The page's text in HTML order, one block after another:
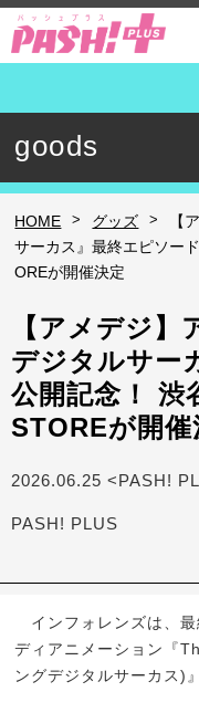
goods
HOME > グッズ >
【
サーカス』最終エピソー
OREが開催決定
【アメデジ
デジタルサー
公開記念！ 渋
STOREが開催
2026.06.25 <PASH!
PASH! PLUS
インフォレンズは、最
ディアニメーション『
ングデジタルサーカス)